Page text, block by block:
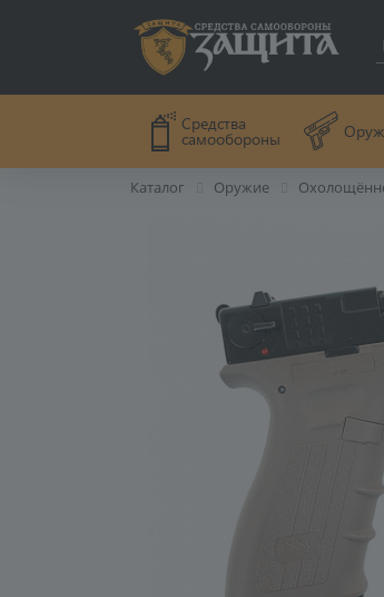
Средства
самообороны
Каталог Оружие